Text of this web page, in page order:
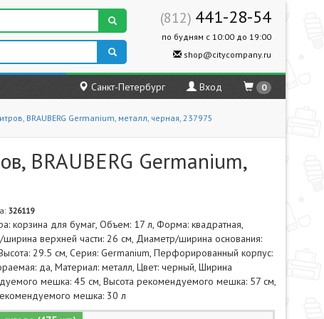
(812) 441-28-54
по будням с 10:00 до 19:00
shop@citycompany.ru
Санкт-Петербург Вход 0
BRAUBERG Germanium, металл, черная, 237975
BRAUBERG Germanium,
326119
корзина для бумаг, Объем: 17 л, Форма: квадратная,
верхней части: 26 см, Диаметр/ширина основания:
29.5 см, Серия: Germanium, Перфорированный корпус:
да, Материал: металл, Цвет: черный, Ширина
мешка: 45 см, Высота рекомендуемого мешка: 57 см,
мешка: 30 л